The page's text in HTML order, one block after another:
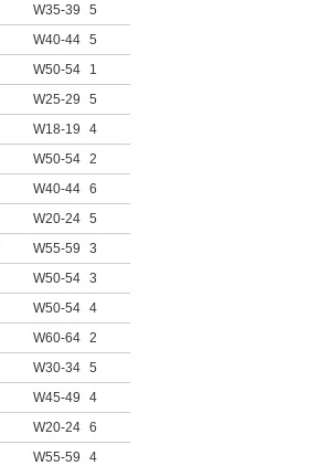
W35-39
5
W40-44 5
W50-54
1
W25-29
5
W18-19
4
W50-54 2
W40-44 6
W20-24 5
W55-59
3
W50-54 3
W50-54 4
W60-64 2
W30-34 5
W45-49
4
W20-24 6
W55-59
4